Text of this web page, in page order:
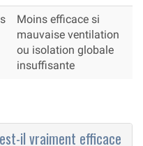
Moins efficace si
mauvaise ventilation
ou isolation globale
insuffisante
il vraiment efficace